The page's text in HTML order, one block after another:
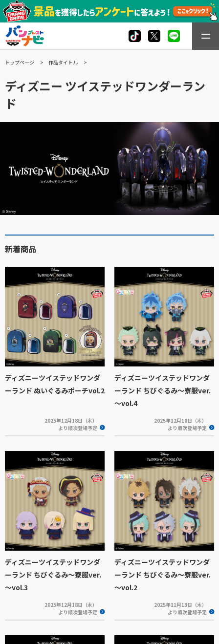
トップページ 作品タイトル
ディズニー ツイステッドワンダーラン
ド
新着商品
ディズニーツイステッドワンダ
ーランド ぬいぐるみポーチvol.2
2025年12月18日（木）
より順次登場予定
ディズニーツイステッドワンダ
ーランド ちびぐるみ～寮服ver.
～vol.4
2025年12月18日（木）
より順次登場予定
ディズニーツイステッドワンダ
ーランド ちびぐるみ～寮服ver.
～vol.3
2025年12月18日（木）
より順次登場予定
ディズニーツイステッドワンダ
ーランド ちびぐるみ～寮服ver.
～vol.2
2025年11月13日（木）
より順次登場予定